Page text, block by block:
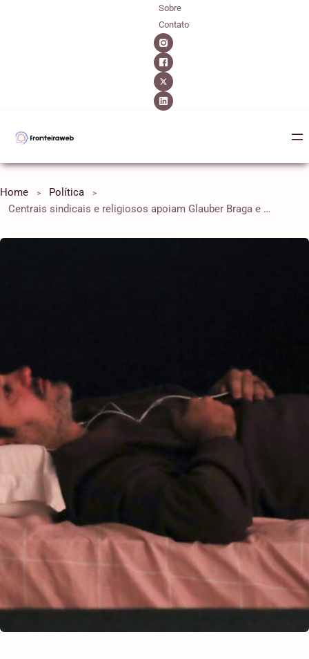
Sobre
Contato
Home
Política
Centrais sindicais e religiosos apoiam Glauber Braga e dizem que cassação é “injusta”